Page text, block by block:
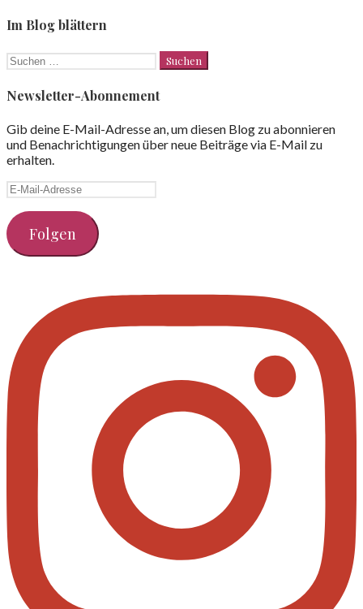
Im Blog blättern
Suchen
nach:
Newsletter-Abonnement
Gib deine E-Mail-Adresse an, um diesen Blog zu abonnieren
und Benachrichtigungen über neue Beiträge via E-Mail zu
erhalten.
E-
Adresse
Folgen